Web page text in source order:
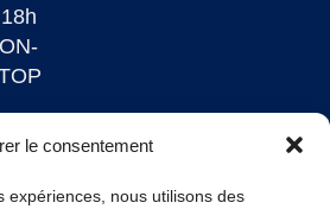
le consentement
expériences, nous utilisons des